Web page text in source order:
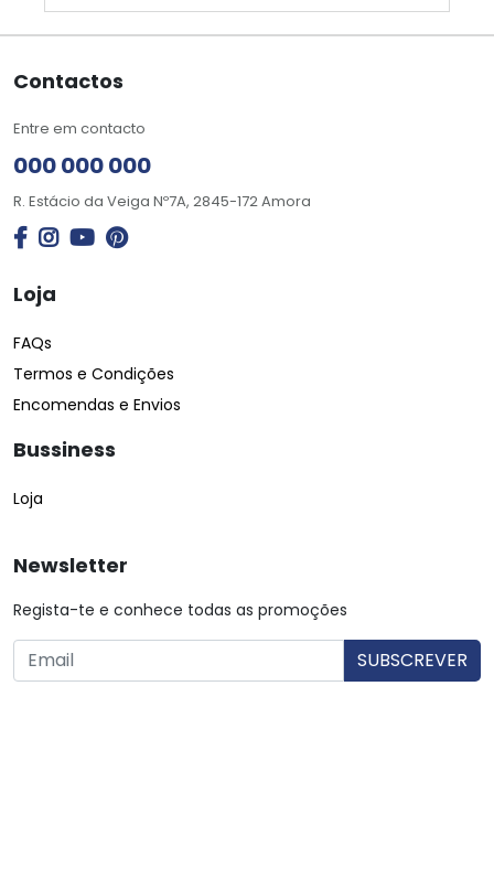
Contactos
Entre em contacto
000 000 000
R. Estácio da Veiga Nº7A, 2845-172 Amora
Loja
FAQs
Termos e Condições
Encomendas e Envios
Bussiness
Loja
Newsletter
Regista-te e conhece todas as promoções